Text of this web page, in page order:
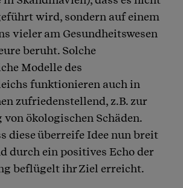
wird, sondern auf einem
vieler am Gesundheitswesen
beruht. Solche
Modelle des
funktionieren auch in
zufriedenstellend, z.B. zur
ökologischen Schäden.
diese überreife Idee nun breit
durch ein positives Echo der
beflügelt ihr Ziel erreicht.